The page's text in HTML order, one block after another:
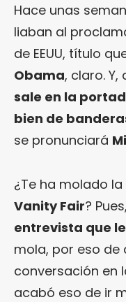
Hace unas
liaban al
de EEUU, título
Obama, claro. Y,
sale en la
bien de
se pronunciará
¿Te ha molado
Vanity Fair?
entrevista que
mola, por eso de
conversación en
acabó eso de ir